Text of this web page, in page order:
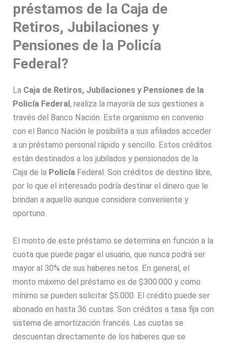
préstamos de la Caja de
Retiros, Jubilaciones y
Pensiones de la Policía
Federal?
La Caja de Retiros, Jubilaciones y Pensiones de la
Policía Federal, realiza la mayoría de sus gestiones a
través del Banco Nación. Este organismo en convenio
con el Banco Nación le posibilita a sus afiliados acceder
a un préstamo personal rápido y sencillo. Estos créditos
están destinados a los jubilados y pensionados de la
Caja de la Policía Federal. Son créditos de destino libre,
por lo que el interesado podría destinar el dinero que le
brindan a aquello aunque considere conveniente y
oportuno.
El monto de este préstamo se determina en función a la
cuota que puede pagar el usuario, que nunca podrá ser
mayor al 30% de sus haberes netos. En general, el
monto máximo del préstamo es de $300.000 y como
mínimo se pueden solicitar $5.000. El crédito puede ser
abonado en hasta 36 cuotas. Son créditos a tasa fija con
sistema de amortización francés. Las cuotas se
descuentan directamente de los haberes que se